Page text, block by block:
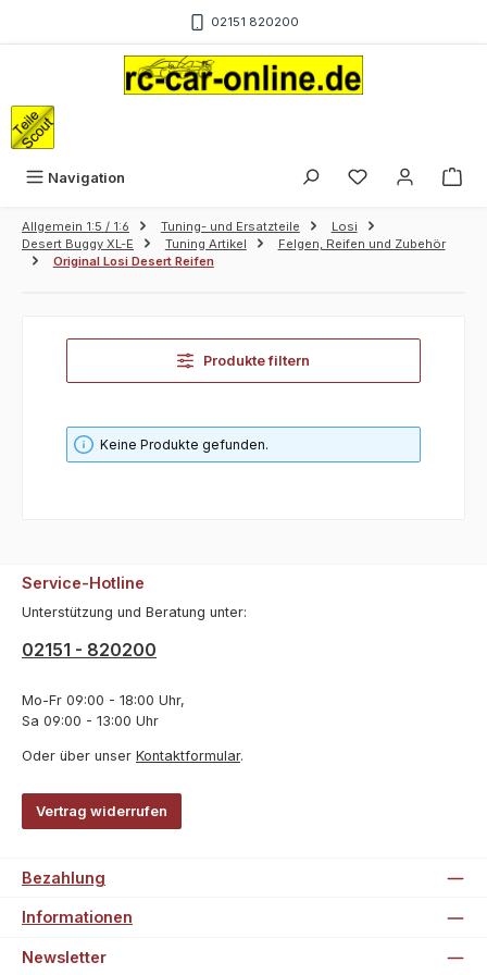
02151 820200
Navigation
Allgemein 1:5 / 1:6 Tuning- und Ersatzteile
Losi
Desert Buggy XL-E
Tuning Artikel
Felgen, Reifen und Zubehör
Original Losi Desert Reifen
Produkte filtern
Keine Produkte gefunden.
Service-Hotline
Unterstützung und Beratung unter:
02151 - 820200
Mo-Fr 09:00 - 18:00 Uhr,
Sa 09:00 - 13:00 Uhr
Oder über unser Kontaktformular.
Vertrag widerrufen
Bezahlung
Informationen
Newsletter